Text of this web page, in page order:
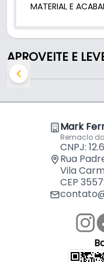
MATERIAL E
APROVEITE E
Mark
Remaclo
CNPJ:
Rua
Vila
CEP